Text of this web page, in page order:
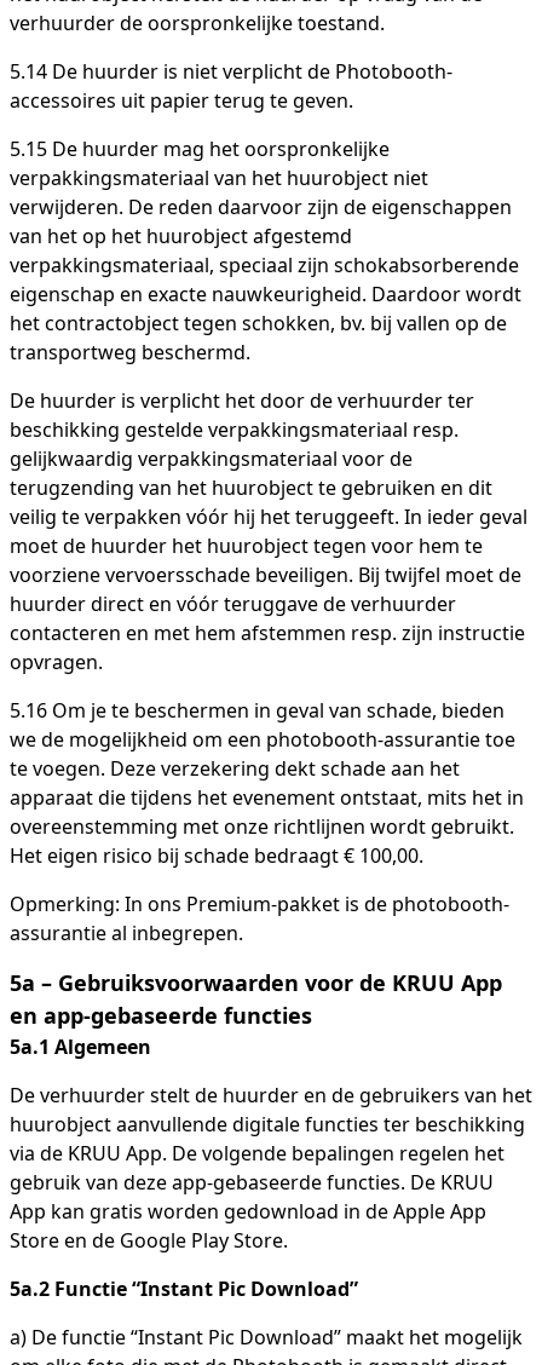
verhuurder de oorspronkelijke toestand.
5.14 De huurder is niet verplicht de Photobooth-
accessoires uit papier terug te geven.
5.15 De huurder mag het oorspronkelijke
verpakkingsmateriaal van het huurobject niet
verwijderen. De reden daarvoor zijn de eigenschappen
van het op het huurobject afgestemd
verpakkingsmateriaal, speciaal zijn schokabsorberende
eigenschap en exacte nauwkeurigheid. Daardoor wordt
het contractobject tegen schokken, bv. bij vallen op de
transportweg beschermd.
De huurder is verplicht het door de verhuurder ter
beschikking gestelde verpakkingsmateriaal resp.
gelijkwaardig verpakkingsmateriaal voor de
terugzending van het huurobject te gebruiken en dit
veilig te verpakken vóór hij het teruggeeft. In ieder geval
moet de huurder het huurobject tegen voor hem te
voorziene vervoersschade beveiligen. Bij twijfel moet de
huurder direct en vóór teruggave de verhuurder
contacteren en met hem afstemmen resp. zijn instructie
opvragen.
5.16 Om je te beschermen in geval van schade, bieden
we de mogelijkheid om een photobooth-assurantie toe
te voegen. Deze verzekering dekt schade aan het
apparaat die tijdens het evenement ontstaat, mits het in
overeenstemming met onze richtlijnen wordt gebruikt.
Het eigen risico bij schade bedraagt € 100,00.
Opmerking: In ons Premium-pakket is de photobooth-
assurantie al inbegrepen.
5a – Gebruiksvoorwaarden voor de KRUU App
en app-gebaseerde functies
5a.1 Algemeen
De verhuurder stelt de huurder en de gebruikers van het
huurobject aanvullende digitale functies ter beschikking
via de KRUU App. De volgende bepalingen regelen het
gebruik van deze app-gebaseerde functies. De KRUU
App kan gratis worden gedownload in de Apple App
Store en de Google Play Store.
5a.2 Functie “Instant Pic Download”
a) De functie “Instant Pic Download” maakt het mogelijk